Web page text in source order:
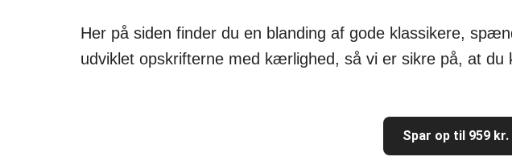
Her på siden finder du en blanding af gode klassikere,
udviklet opskrifterne med kærlighed, så vi er sikre på, at
Spar op til 959